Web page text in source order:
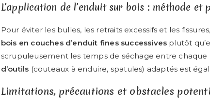
L’application de l’enduit sur bois : méthode et
Pour éviter les bulles, les retraits excessifs et les
bois en couches d’enduit fines successives plutôt
scrupuleusement les temps de séchage entre chaque
d’outils (couteaux à enduire, spatules) adaptés est
Limitations, précautions et obstacles